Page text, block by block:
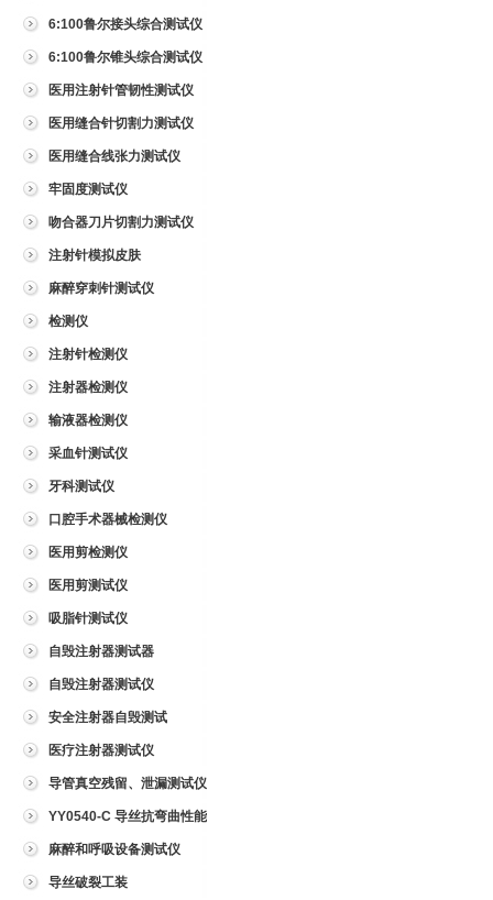
6:100鲁尔接头综合测试仪
6:100鲁尔锥头综合测试仪
医用注射针管韧性测试仪
医用缝合针切割力测试仪
医用缝合线张力测试仪
牢固度测试仪
吻合器刀片切割力测试仪
注射针模拟皮肤
麻醉穿刺针测试仪
检测仪
注射针检测仪
注射器检测仪
输液器检测仪
采血针测试仪
牙科测试仪
口腔手术器械检测仪
医用剪检测仪
医用剪测试仪
吸脂针测试仪
自毁注射器测试器
自毁注射器测试仪
安全注射器自毁测试
医疗注射器测试仪
导管真空残留、泄漏测试仪
YY0540-C 导丝抗弯曲性能
测试仪麻醉和呼吸设备测试仪
导丝破裂工装